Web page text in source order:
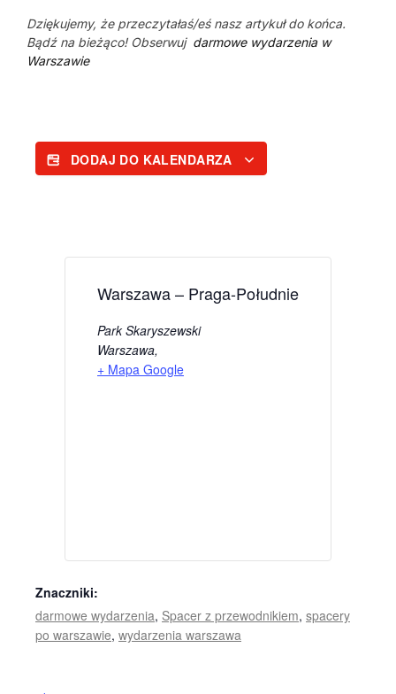
Dziękujemy, że przeczytałaś/eś nasz artykuł do końca.
Bądź na bieżąco! Obserwuj darmowe wydarzenia w
Warszawie
DODAJ DO KALENDARZA
Warszawa – Praga-Południe
Park Skaryszewski
Warszawa,
+ Mapa Google
Znaczniki:
darmowe wydarzenia, Spacer z przewodnikiem, spacery
po warszawie, wydarzenia warszawa